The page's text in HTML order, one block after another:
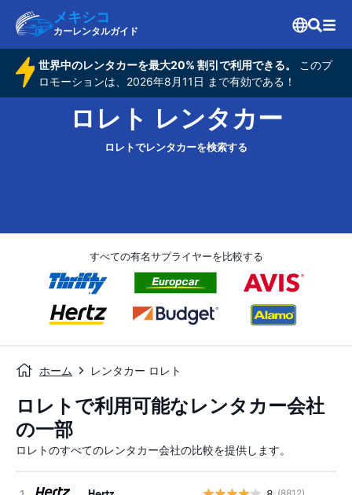
メキシコ
カーレンタルガイド
世界中のレンタカーを最大20% 割引で利用できる。
このプ
ロモーションは、2026年8月11日 まで有効である！
ロレト レンタカー
ロレトでレンタカーを検索する
すべての有名サプライヤーを比較する
ホーム レンタカー ロレト
ロレトで利用可能なレンタカー会社
の一部
ロレトのすべてのレンタカー会社の比較を提供します。